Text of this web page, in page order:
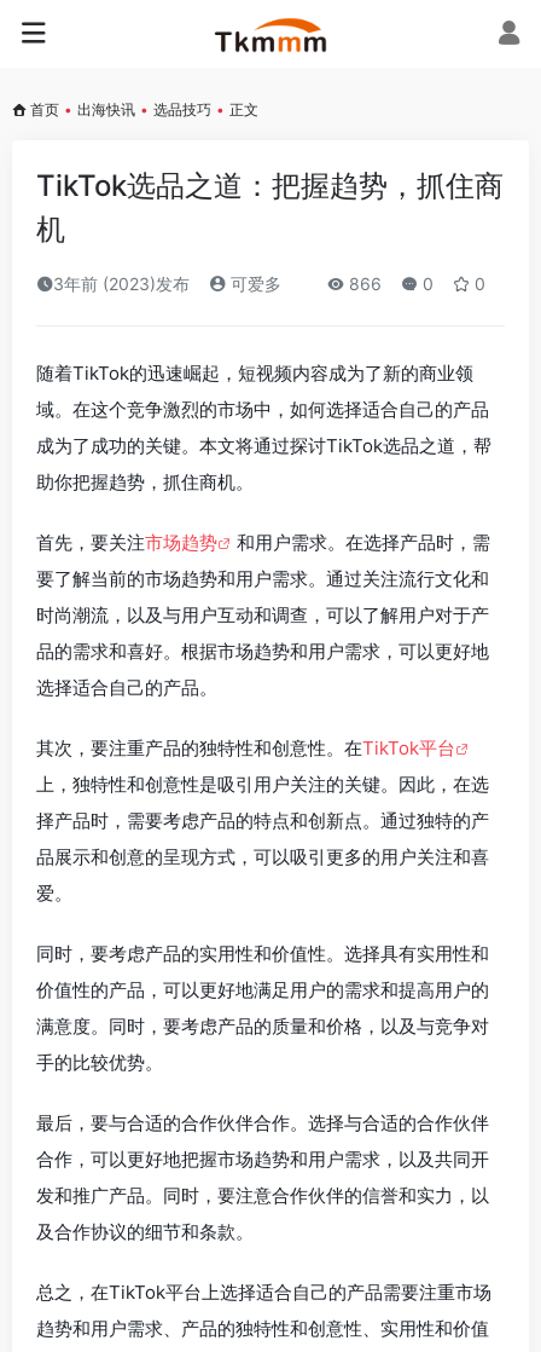
首页 • 出海快讯 • 选品技巧 • 正文
TikTok选品之道：把握趋势，抓住商
机
3年前 (2023)发布 可爱多 866 0 0
随着TikTok的迅速崛起，短视频内容成为了新的商业领
域。在这个竞争激烈的市场中，如何选择适合自己的产品
成为了成功的关键。本文将通过探讨TikTok选品之道，帮
助你把握趋势，抓住商机。
首先，要关注市场趋势
和用户需求。在选择产品时，需
要了解当前的市场趋势和用户需求。通过关注流行文化和
时尚潮流，以及与用户互动和调查，可以了解用户对于产
品的需求和喜好。根据市场趋势和用户需求，可以更好地
选择适合自己的产品。
其次，要注重产品的独特性和创意性。在TikTok平台
上，独特性和创意性是吸引用户关注的关键。因此，在选
择产品时，需要考虑产品的特点和创新点。通过独特的产
品展示和创意的呈现方式，可以吸引更多的用户关注和喜
爱。
同时，要考虑产品的实用性和价值性。选择具有实用性和
价值性的产品，可以更好地满足用户的需求和提高用户的
满意度。同时，要考虑产品的质量和价格，以及与竞争对
手的比较优势。
最后，要与合适的合作伙伴合作。选择与合适的合作伙伴
合作，可以更好地把握市场趋势和用户需求，以及共同开
发和推广产品。同时，要注意合作伙伴的信誉和实力，以
及合作协议的细节和条款。
总之，在TikTok平台上选择适合自己的产品需要注重市场
趋势和用户需求、产品的独特性和创意性、实用性和价值